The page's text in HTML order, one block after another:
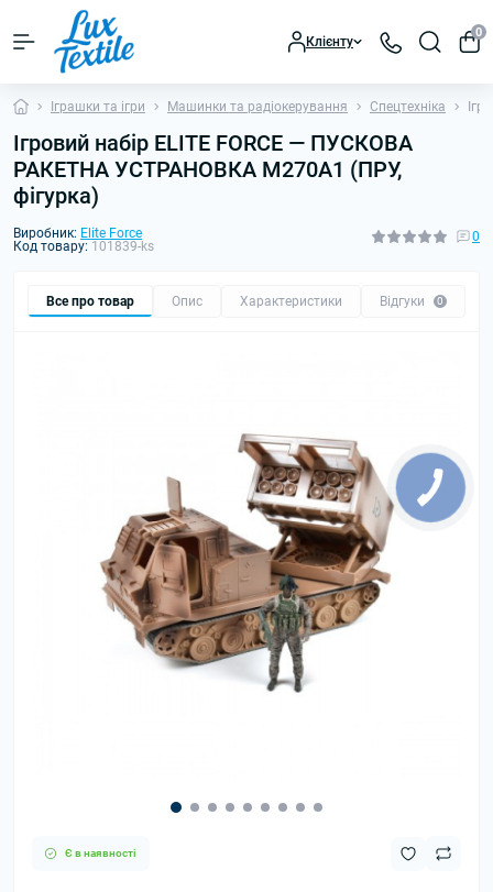
Клієнту
0
Іграшки та ігри Машинки та радіокерування Спецтехніка
Ігровий набір ELITE FORCE — ПУСКОВА
РАКЕТНА УСТРАНОВКА M270A1 (ПРУ,
фігурка)
Виробник: Elite Force
Код товару: 101839-ks
0
Все про товар Опис Характеристики Відгуки 0
Є в наявності